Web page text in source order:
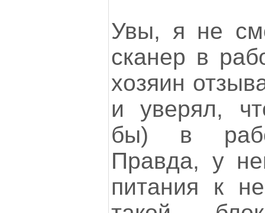
Увы, я не
сканер в
хозяин
и уверял,
бы) в
Правда, у
питания к